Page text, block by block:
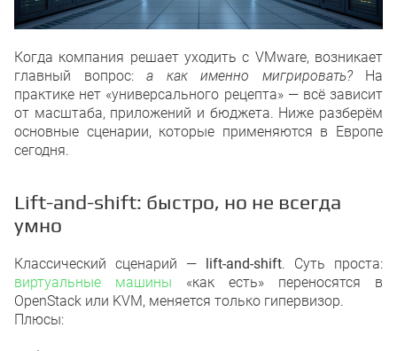
Когда компания решает уходить с VMware, возникает
главный вопрос: а как именно мигрировать?На
практике нет «универсального рецепта» — всё зависит
от масштаба, приложений и бюджета. Ниже разберём
основные сценарии, которые применяются в Европе
сегодня.
Lift-and-shift: быстро, но не всегда
умно
Классический сценарий — lift-and-shift. Суть проста:
виртуальные машины «как есть» переносятся в
OpenStack или KVM, меняется только гипервизор.
Плюсы: